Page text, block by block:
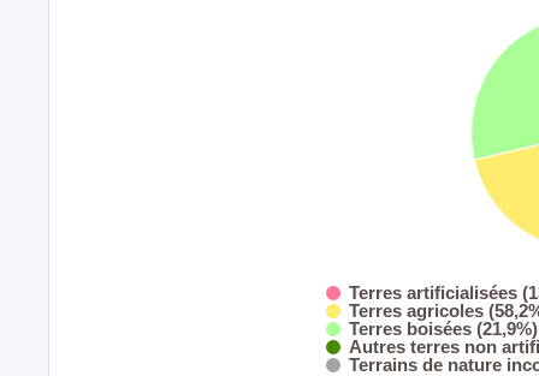
Terres artificialisées
Terres agricoles
Terres boisées (21,9%)
Autres terres non
Terrains de nature